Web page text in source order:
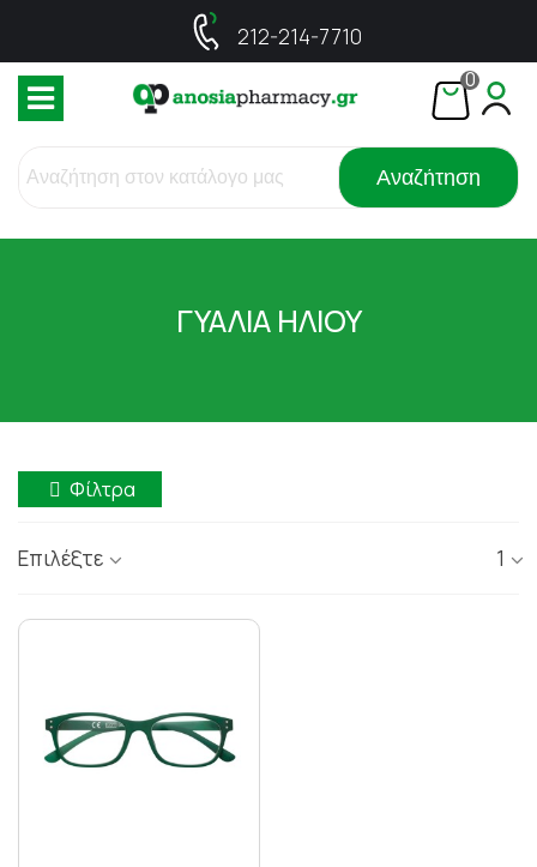
212-214-7710
0
Αναζήτηση
ΓΥΑΛΙΑ ΗΛΙΟΥ
Φίλτρα
Επιλέξτε 1